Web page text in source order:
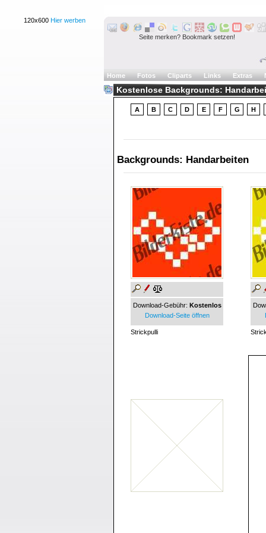
120x600 Hier werben
Seite merken? Bookmark setzen!
Home Fotos Cliparts Links Extras
Kostenlose Backgrounds:
A B C D E F G H
Backgrounds: Handarbeiten
Download-Gebühr: Kostenlos
Download-Seite öffnen
Strickpulli